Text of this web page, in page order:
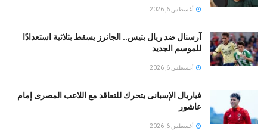
أغسطس 6, 2026
آرسنال ضد ريال بتيس.. الجانرز يسقط بثلاثية استعدادًا
للموسم الجديد
أغسطس 6, 2026
فياريال الإسبانى يتحرك للتعاقد مع اللاعب المصرى إمام
عاشور
أغسطس 6, 2026